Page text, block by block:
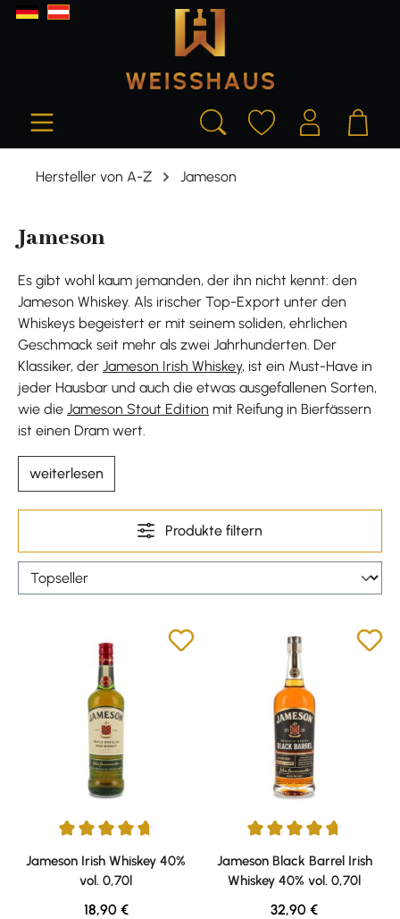
springen
Hersteller von A-Z Jameson
Jameson
Es gibt wohl kaum jemanden, der ihn nicht kennt: den
Jameson Whiskey. Als irischer Top-Export unter den
Whiskeys begeistert er mit seinem soliden, ehrlichen
Geschmack seit mehr als zwei Jahrhunderten. Der
Klassiker, der Jameson Irish Whiskey, ist ein Must-Have in
jeder Hausbar und auch die etwas ausgefallenen Sorten,
wie die Jameson Stout Edition mit Reifung in Bierfässern
ist einen Dram wert.
weiterlesen
Produkte filtern
Durchschnittliche Bewertung von 4.8 von 5 Sternen
Jameson Irish Whiskey 40%
vol. 0,70l
Regulärer Preis:
18,90 €
Durchschnittliche Bewertung
Jameson Black Barrel Irish
Whiskey 40% vol. 0,70l
Regulärer Preis:
32,90 €